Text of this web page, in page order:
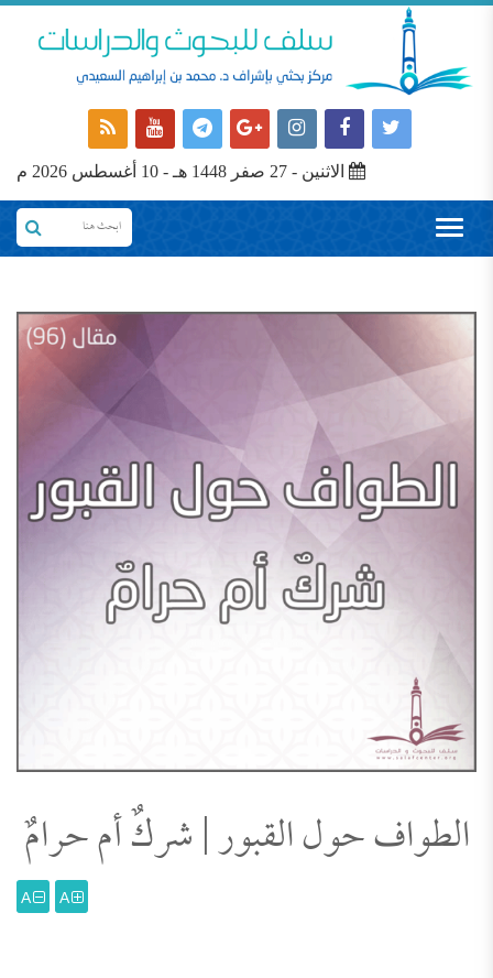
الاثنين - 27 صفر 1448 هـ - 10 أغسطس 2026 م
الطواف حول القبور | شركٌ أم حرامٌ
A
A